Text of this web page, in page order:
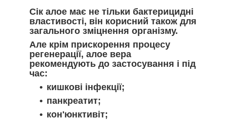
Сік алое має не тільки бактерицидні
властивості, він корисний також для
загального зміцнення організму.
Але крім прискорення процесу
регенерації, алое вера
рекомендують до застосування і під
час:
кишкові інфекції;
панкреатит;
кон'юнктивіт;